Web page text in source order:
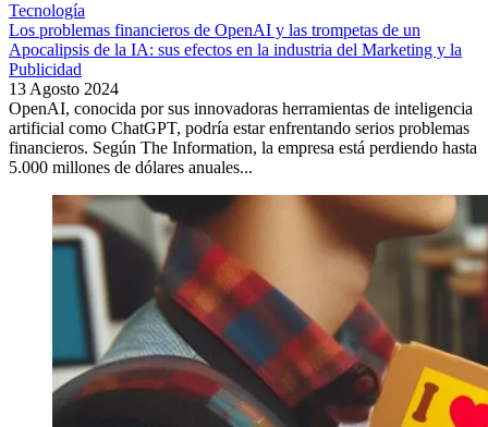
Tecnología
Los problemas financieros de OpenAI y las trompetas de un
Apocalipsis de la IA: sus efectos en la industria del Marketing y la
Publicidad
13 Agosto 2024
OpenAI, conocida por sus innovadoras herramientas de inteligencia
artificial como ChatGPT, podría estar enfrentando serios problemas
financieros. Según The Information, la empresa está perdiendo hasta
5.000 millones de dólares anuales...